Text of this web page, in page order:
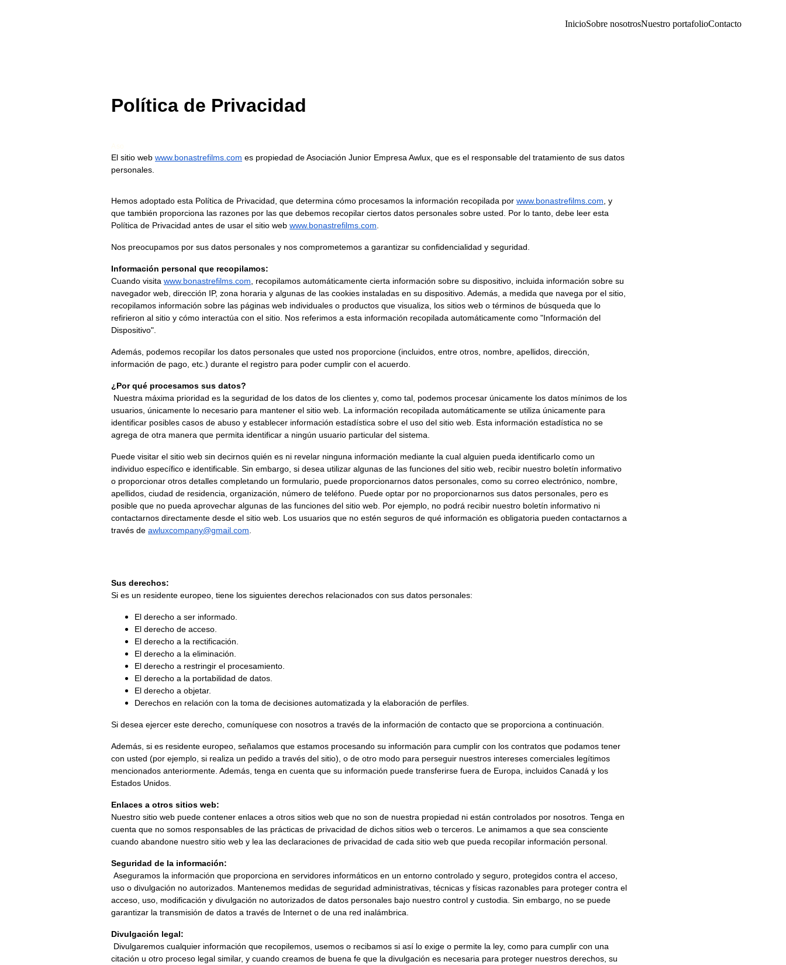
InicioSobre nosotrosNuestro portafolioContacto
Política de Privacidad
El sitio web www.bonastrefilms.com es propiedad de Asociación Junior Empresa Awlux, que es el responsable del tratamiento de sus datos
personales.
Hemos adoptado esta Política de Privacidad, que determina cómo procesamos la información recopilada por www.bonastrefilms.com , y
que también proporciona las razones por las que debemos recopilar ciertos datos personales sobre usted. Por lo tanto, debe leer esta
Política de Privacidad antes de usar el sitio web www.bonastrefilms.com
Nos preocupamos por sus datos personales y nos comprometemos a garantizar su confidencialidad y seguridad.
Información personal que recopilamos:
Cuando visita www.bonastrefilms.com , recopilamos automáticamente cierta información sobre su dispositivo, incluida información sobre su
navegador web, dirección IP, zona horaria y algunas de las cookies instaladas en su dispositivo. Además, a medida que navega por el sitio,
recopilamos información sobre las páginas web individuales o productos que visualiza, los sitios web o términos de búsqueda que lo
refirieron al sitio y cómo interactúa con el sitio. Nos referimos a esta información recopilada automáticamente como "Información del
Dispositivo".
Además, podemos recopilar los datos personales que usted nos proporcione (incluidos, entre otros, nombre, apellidos, dirección,
información de pago, etc.) durante el registro para poder cumplir con el acuerdo.
¿Por qué procesamos sus datos?
usuarios, únicamente lo necesario para mantener el sitio web. La información recopilada automáticamente se utiliza únicamente para
identificar posibles casos de abuso y establecer información estadística sobre el uso del sitio web. Esta información estadística no se
agrega de otra manera que permita identificar a ningún usuario particular del sistema.
Puede visitar el sitio web sin decirnos quién es ni revelar ninguna información mediante la cual alguien pueda identificarlo como un
individuo específico e identificable. Sin embargo, si desea utilizar algunas de las funciones del sitio web, recibir nuestro boletín informativo
o proporcionar otros detalles completando un formulario, puede proporcionarnos datos personales, como su correo electrónico, nombre,
apellidos, ciudad de residencia, organización, número de teléfono. Puede optar por no proporcionarnos sus datos personales, pero es
posible que no pueda aprovechar algunas de las funciones del sitio web. Por ejemplo, no podrá recibir nuestro boletín informativo ni
contactarnos directamente desde el sitio web. Los usuarios que no estén seguros de qué información es obligatoria pueden contactarnos a
través de awluxcompany@gmail.com
Sus derechos:
Si es un residente europeo, tiene los siguientes derechos relacionados con sus datos personales:
El derecho a ser informado.
El derecho de acceso.
El derecho a la rectificación.
El derecho a la eliminación.
El derecho a restringir el procesamiento.
El derecho a la portabilidad de datos.
El derecho a objetar.
Derechos en relación con la toma de decisiones automatizada y la elaboración de perfiles.
Si desea ejercer este derecho, comuníquese con nosotros a través de la información de contacto que se proporciona a continuación.
Además, si es residente europeo, señalamos que estamos procesando su información para cumplir con los contratos que podamos tener
con usted (por ejemplo, si realiza un pedido a través del sitio), o de otro modo para perseguir nuestros intereses comerciales legítimos
mencionados anteriormente. Además, tenga en cuenta que su información puede transferirse fuera de Europa, incluidos Canadá y los
Estados Unidos.
Enlaces a otros sitios web:
Nuestro sitio web puede contener enlaces a otros sitios web que no son de nuestra propiedad ni están controlados por nosotros. Tenga en
cuenta que no somos responsables de las prácticas de privacidad de dichos sitios web o terceros. Le animamos a que sea consciente
cuando abandone nuestro sitio web y lea las declaraciones de privacidad de cada sitio web que pueda recopilar información personal.
Seguridad de la información:
uso o divulgación no autorizados. Mantenemos medidas de seguridad administrativas, técnicas y físicas razonables para proteger contra el
acceso, uso, modificación y divulgación no autorizados de datos personales bajo nuestro control y custodia. Sin embargo, no se puede
garantizar la transmisión de datos a través de Internet o de una red inalámbrica.
Divulgación legal:
citación u otro proceso legal similar, y cuando creamos de buena fe que la divulgación es necesaria para proteger nuestros derechos, su